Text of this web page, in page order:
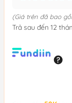
(Giá trên đã bao
Trả sau đến 12